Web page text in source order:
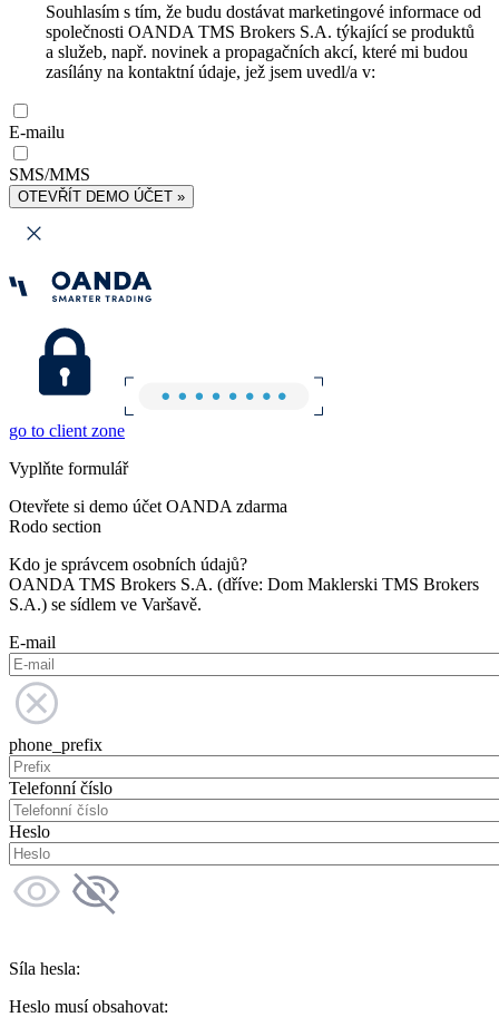
Souhlasím s tím, že budu dostávat marketingové informace od
společnosti OANDA TMS Brokers S.A. týkající se produktů
a služeb, např. novinek a propagačních akcí, které mi budou
zasílány na kontaktní údaje, jež jsem uvedl/a v:
E-mailu
SMS/MMS
OTEVŘÍT DEMO ÚČET »
go to client zone
Vyplňte formulář
Otevřete si demo účet OANDA zdarma
Rodo section
Kdo je správcem osobních údajů?
OANDA TMS Brokers S.A. (dříve: Dom Maklerski TMS Brokers
S.A.) se sídlem ve Varšavě.
E-mail
phone_prefix
Telefonní číslo
Heslo
Síla hesla:
Heslo musí obsahovat: